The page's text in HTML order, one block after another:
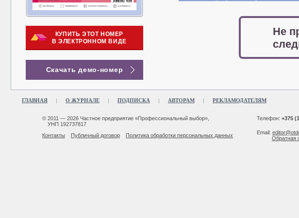
КУПИТЬ ЭТОТ НОМЕР
В ЭЛЕКТРОННОМ ВИДЕ
Скачать демо-номер
Не
ГЛАВНАЯ О ЖУРНАЛЕ ПОДПИСКА АВТОРАМ РЕКЛАМОДАТЕЛЯМ
© 2011 — 2026 Частное предприятие «Профессиональный выбор»,
УНП 192737817
Контакты
Публичный договор Политика обработки персональных данных
Телефон: +375
Email:
Обратная